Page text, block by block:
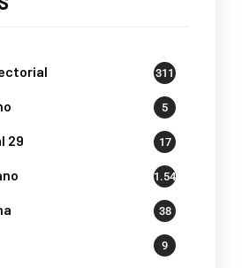
311
5
29 17
1.541
38
9